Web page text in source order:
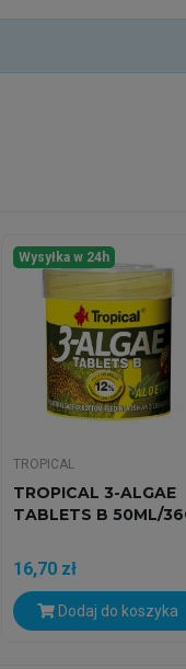
Wysyłka w 24h
TROPICAL
TROPICAL 3-ALGAE
TABLETS B 50ML/
16,70 zł
Dodaj do koszyka